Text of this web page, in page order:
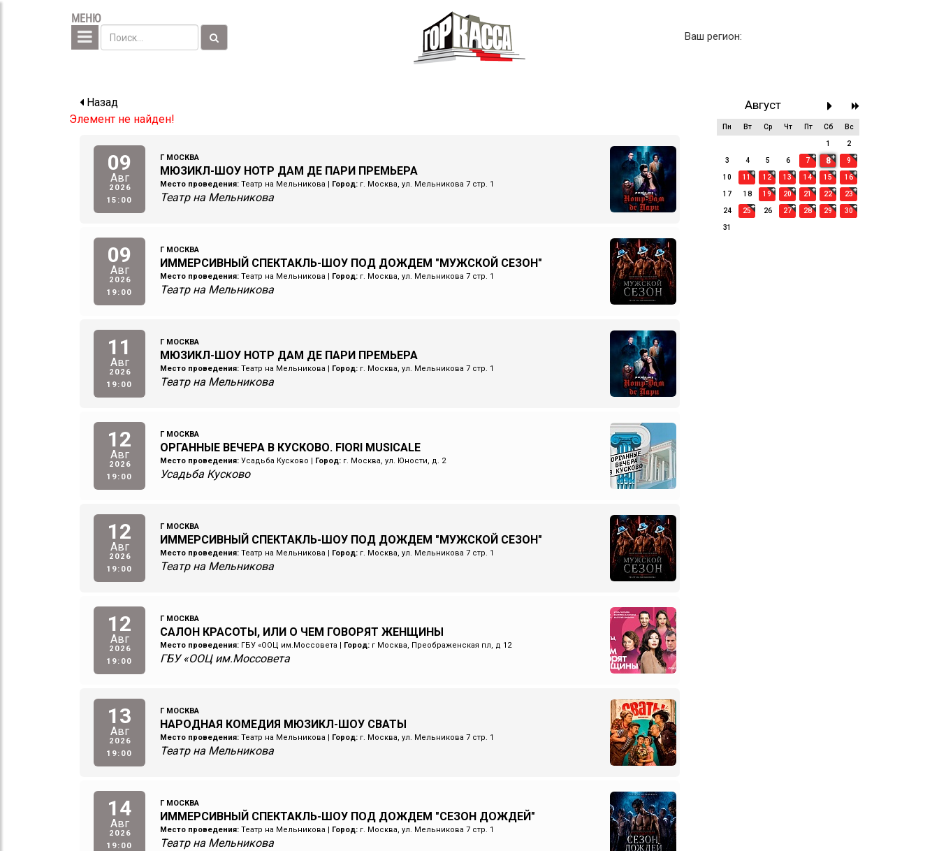
МЕНЮ
Ваш регион:
Август
Пн Вт Ср Чт Пт Сб Вс
1 2
3 4 5 6 7 8 9
10 11 12 13 14 15 16
17 18 19 20 21 22 23
24 25 26 27 28 29 30
31
Назад
Элемент не найден!
09
Авг
2026
15:00
Г МОСКВА
МЮЗИКЛ-ШОУ НОТР ДАМ ДЕ ПАРИ ПРЕМЬЕРА
Место проведения:Театр на Мельникова | Город:г. Москва, ул. Мельникова 7 стр. 1
Театр на Мельникова
09
Авг
2026
19:00
Г МОСКВА
ИММЕРСИВНЫЙ СПЕКТАКЛЬ-ШОУ ПОД ДОЖДЕМ "МУЖСКОЙ СЕЗОН"
Место проведения:Театр на Мельникова | Город:г. Москва, ул. Мельникова 7 стр. 1
Театр на Мельникова
11
Авг
2026
19:00
Г МОСКВА
МЮЗИКЛ-ШОУ НОТР ДАМ ДЕ ПАРИ ПРЕМЬЕРА
Место проведения:Театр на Мельникова | Город:г. Москва, ул. Мельникова 7 стр. 1
Театр на Мельникова
12
Авг
2026
19:00
Г МОСКВА
ОРГАННЫЕ ВЕЧЕРА В КУСКОВО. FIORI MUSICALE
Место проведения:Усадьба Кусково | Город:г. Москва, ул. Юности, д. 2
Усадьба Кусково
12
Авг
2026
19:00
Г МОСКВА
ИММЕРСИВНЫЙ СПЕКТАКЛЬ-ШОУ ПОД ДОЖДЕМ "МУЖСКОЙ СЕЗОН"
Место проведения:Театр на Мельникова | Город:г. Москва, ул. Мельникова 7 стр. 1
Театр на Мельникова
12
Авг
2026
19:00
Г МОСКВА
САЛОН КРАСОТЫ, ИЛИ О ЧЕМ ГОВОРЯТ ЖЕНЩИНЫ
Место проведения:ГБУ «ООЦ им.Моссовета | Город:г Москва, Преображенская пл, д 12
ГБУ «ООЦ им.Моссовета
13
Авг
2026
19:00
Г МОСКВА
НАРОДНАЯ КОМЕДИЯ МЮЗИКЛ-ШОУ СВАТЫ
Место проведения:Театр на Мельникова | Город:г. Москва, ул. Мельникова 7 стр. 1
Театр на Мельникова
14
Авг
2026
19:00
Г МОСКВА
ИММЕРСИВНЫЙ СПЕКТАКЛЬ-ШОУ ПОД ДОЖДЕМ "СЕЗОН ДОЖДЕЙ"
Место проведения:Театр на Мельникова | Город:г. Москва, ул. Мельникова 7 стр. 1
Театр на Мельникова